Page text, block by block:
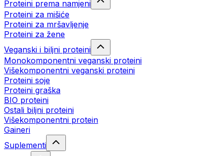
Proteini prema namjeni
Proteini za mišiće
Proteini za mršavljenje
Proteini za žene
Veganski i biljni proteini
Monokomponentni veganski proteini
Višekomponentni veganski proteini
Proteini soje
Proteini graška
BIO proteini
Ostali biljni proteini
Višekomponentni protein
Gaineri
Suplementi